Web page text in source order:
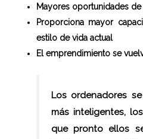
Mayores oportunidades
Proporciona mayor
estilo de vida actual
El emprendimiento se
Los ordenadores
más inteligentes,
que pronto ellos